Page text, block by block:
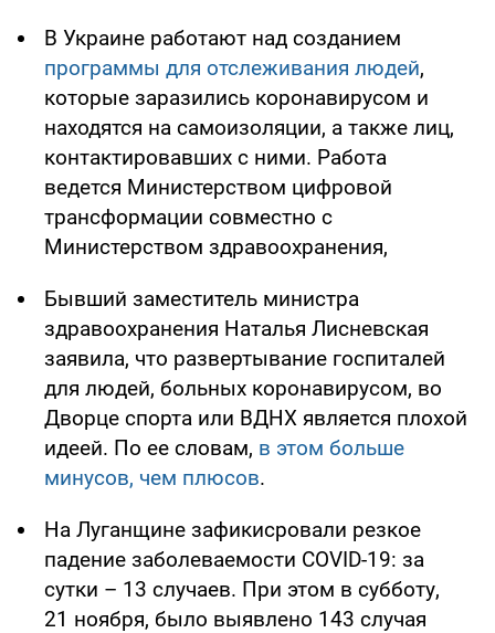
В Украине работают над созданием
программы для отслеживания людей,
которые заразились коронавирусом и
находятся на самоизоляции, а также лиц,
контактировавших с ними. Работа
ведется Министерством цифровой
трансформации совместно с
Министерством здравоохранения,
Бывший заместитель министра
здравоохранения Наталья Лисневская
заявила, что развертывание госпиталей
для людей, больных коронавирусом, во
Дворце спорта или ВДНХ является плохой
идеей. По ее словам, в этом больше
минусов, чем плюсов.
На Луганщине зафикисровали резкое
падение заболеваемости COVID-19: за
сутки – 13 случаев. При этом в субботу,
21 ноября, было выявлено 143 случая